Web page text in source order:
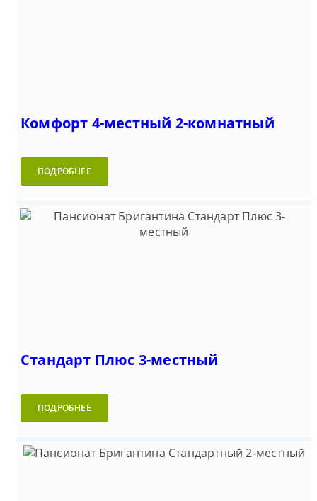
Комфорт 4-местный 2-комнатный
ПОДРОБНЕЕ
Стандарт Плюс 3-местный
ПОДРОБНЕЕ